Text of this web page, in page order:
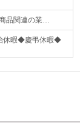
品関連の業…
休暇◆慶弔休暇◆